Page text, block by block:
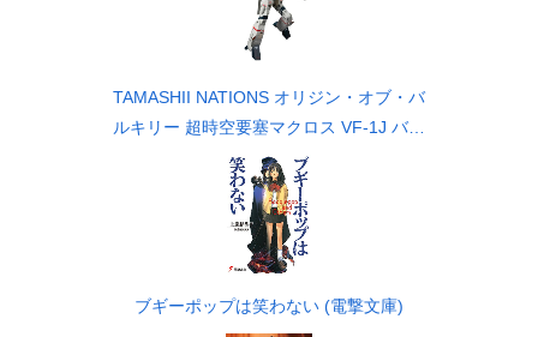
TAMASHII NATIONS オリジン・オブ・バ
ルキリー 超時空要塞マクロス VF-1J バル
キリー45th Anniv. 約225mm ABS&ダイキ
ャスト製 塗装済み可動フィギュア
ブギーポップは笑わない (電撃文庫)